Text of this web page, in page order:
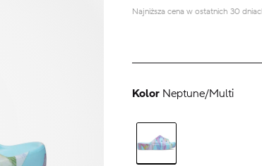
Najniższa cena w ostatnich 30
Kolor Neptune/Multi